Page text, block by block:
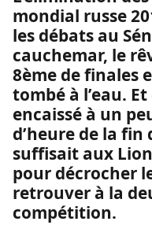
mondial russe
les débats au
cauchemar, le
8ème de finales
tombé à l’eau.
encaissé à un
d’heure de la fin
suffisait aux
pour décrocher
retrouver à la
compétition.